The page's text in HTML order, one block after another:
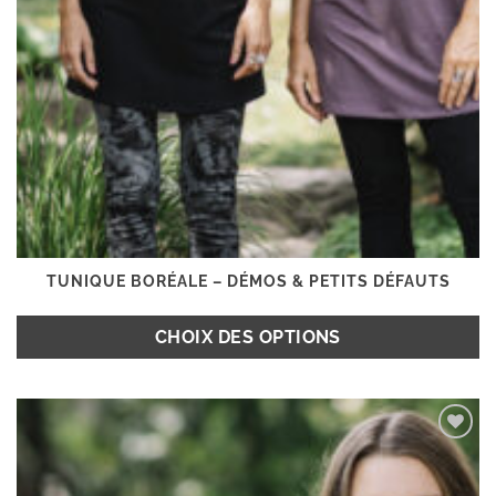
TUNIQUE BORÉALE – DÉMOS & PETITS DÉFAUTS
CHOIX DES OPTIONS
produit
plusieurs
Ajouter
à la
wishlist